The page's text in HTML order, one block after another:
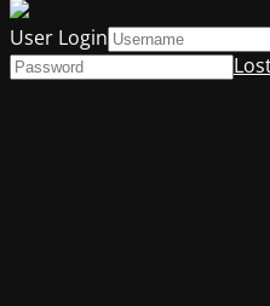
User Login